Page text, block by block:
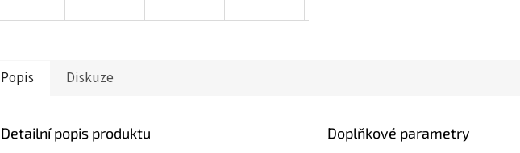
Popis Diskuze
Detailní popis produktu Doplňkové parametry